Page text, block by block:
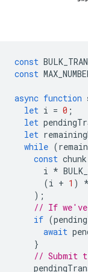
const
const
async function
let i = 0 ;
let
let
while (
const chunk
i *
(i + 1 ) *
);
// If we've
if (
await
}
// Submit